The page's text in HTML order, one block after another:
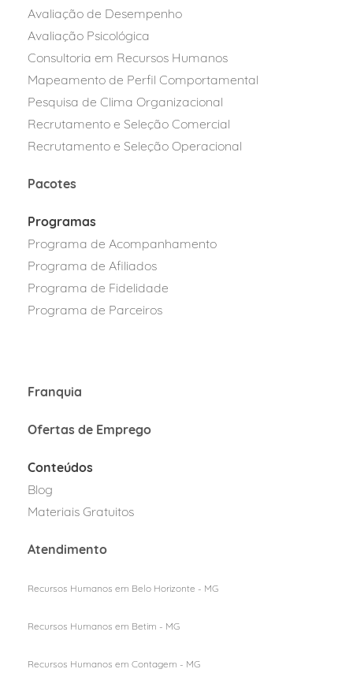
Avaliação de Desempenho
Avaliação Psicológica
Consultoria em Recursos Humanos
Mapeamento de Perfil Comportamental
Pesquisa de Clima Organizacional
Recrutamento e Seleção Comercial
Recrutamento e Seleção Operacional
Pacotes
Programas
Programa de Acompanhamento
Programa de Afiliados
Programa de Fidelidade
Programa de Parceiros
Franquia
Ofertas de Emprego
Conteúdos
Blog
Materiais Gratuitos
Atendimento
Recursos Humanos em Belo Horizonte - MG
Recursos Humanos em Betim - MG
Recursos Humanos em Contagem - MG